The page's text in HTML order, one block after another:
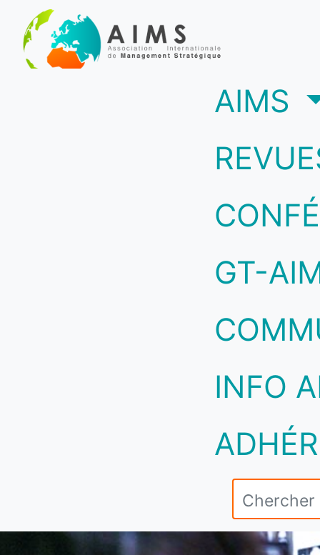
AIMS
GT-
INFO